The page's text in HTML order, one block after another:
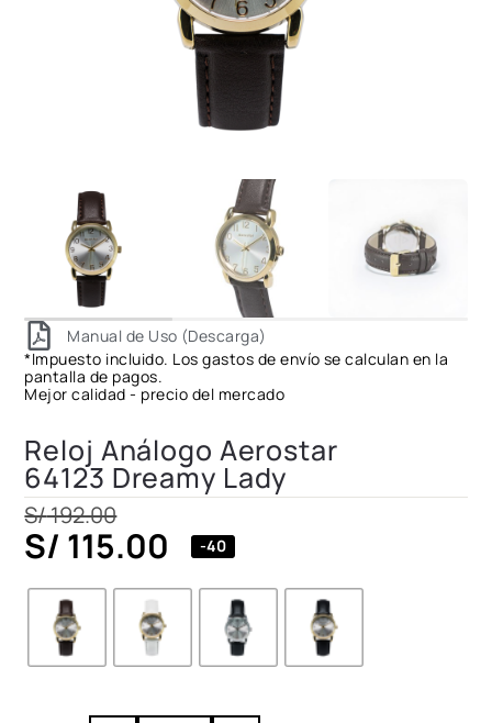
Manual de Uso (Descarga)
*Impuesto incluido. Los gastos de envío se calculan en la
pantalla de pagos.
Mejor calidad - precio del mercado
Reloj Análogo Aerostar
64123 Dreamy Lady
S/192.00
S/ 115.00 -40